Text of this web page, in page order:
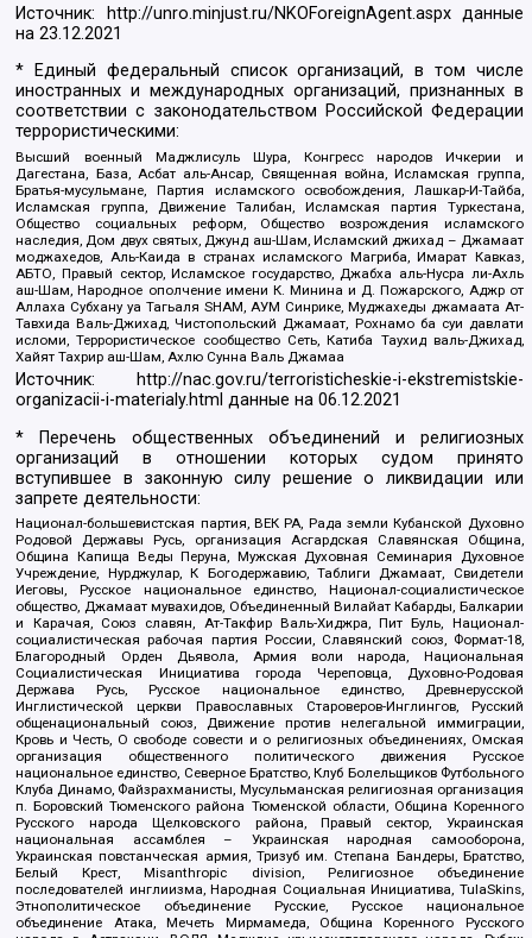
Источник: http://unro.minjust.ru/NKOForeignAgent.aspxданные
на23.12.2021
* Единый федеральный список организаций, в том числе
иностранных и международных организаций, признанных в
соответствии с законодательством Российской Федерации
террористическими:
Высший военный Маджлисуль Шура, Конгресс народов Ичкерии и
Дагестана, База, Асбат аль-Ансар, Священная война, Исламская группа,
Братья-мусульмане, Партия исламского освобождения, Лашкар-И-Тайба,
Исламская группа, Движение Талибан, Исламская партия Туркестана,
Общество социальных реформ, Общество возрождения исламского
наследия, Дом двух святых, Джунд аш-Шам, Исламский джихад – Джамаат
моджахедов, Аль-Каида в странах исламского Магриба, Имарат Кавказ,
АБТО, Правый сектор, Исламское государство, Джабха аль-Нусра ли-Ахль
аш-Шам, Народное ополчение имени К. Минина и Д. Пожарского, Аджр от
Аллаха Субхану уа Тагьаля SHAM, АУМ Синрике, Муджахеды джамаата Ат-
Тавхида Валь-Джихад, Чистопольский Джамаат, Рохнамо ба суи давлати
исломи, Террористическое сообщество Сеть, Катиба Таухид валь-Джихад,
Хайят Тахрир аш-Шам, Ахлю Сунна Валь Джамаа
Источник:
http://nac.gov.ru/terroristicheskie-i-ekstremistskie-
organizacii-i-materialy.html данные на06.12.2021
* Перечень общественных объединений и религиозных
организаций в отношении которых судом принято
вступившее в законную силу решение о ликвидации или
запрете деятельности:
Национал-большевистская партия, ВЕК РА, Рада земли Кубанской Духовно
Родовой Державы Русь, организация Асгардская Славянская Община,
Община Капища Веды Перуна, Мужская Духовная Семинария Духовное
Учреждение, Нурджулар, К Богодержавию, Таблиги Джамаат, Свидетели
Иеговы, Русское национальное единство, Национал-социалистическое
общество, Джамаат мувахидов, Объединенный Вилайат Кабарды, Балкарии
и Карачая, Союз славян, Ат-Такфир Валь-Хиджра, Пит Буль, Национал-
социалистическая рабочая партия России, Славянский союз, Формат-18,
Благородный Орден Дьявола, Армия воли народа, Национальная
Социалистическая Инициатива города Череповца, Духовно-Родовая
Держава Русь, Русское национальное единство, Древнерусской
Инглистической церкви Православных Староверов-Инглингов, Русский
общенациональный союз, Движение против нелегальной иммиграции,
Кровь и Честь, О свободе совести и о религиозных объединениях, Омская
организация общественного политического движения Русское
национальное единство, Северное Братство, Клуб Болельщиков Футбольного
Клуба Динамо, Файзрахманисты, Мусульманская религиозная организация
п. Боровский Тюменского района Тюменской области, Община Коренного
Русского народа Щелковского района, Правый сектор, Украинская
национальная ассамблея – Украинская народная самооборона,
Украинская повстанческая армия, Тризуб им. Степана Бандеры, Братство,
Белый Крест, Misanthropic division, Религиозное объединение
последователей инглиизма, Народная Социальная Инициатива, TulaSkins,
Этнополитическое объединение Русские, Русское национальное
объединение Атака, Мечеть Мирмамеда, Община Коренного Русского